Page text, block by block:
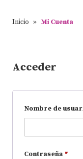
Inicio » Mi Cuenta
Acceder
Nombre de
Contraseña *